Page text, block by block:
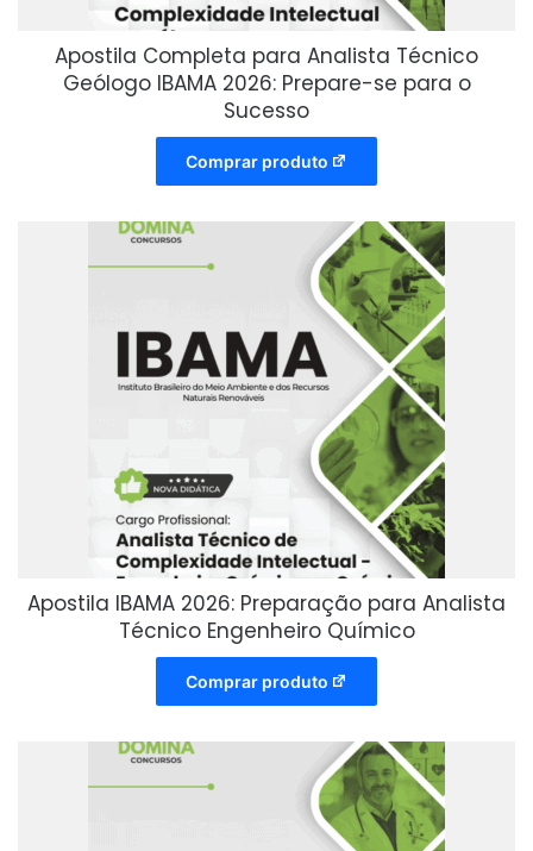
Apostila Completa para Analista Técnico
Geólogo IBAMA 2026: Prepare-se para o
Sucesso
Comprar produto
Apostila IBAMA 2026: Preparação para Analista
Técnico Engenheiro Químico
Comprar produto